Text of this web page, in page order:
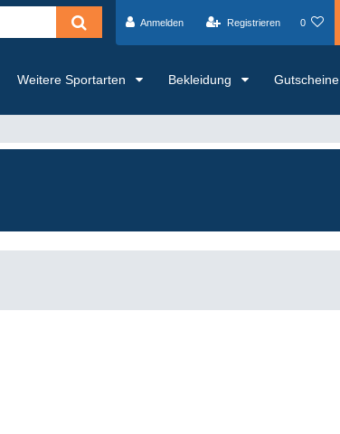
Anmelden Registrieren 0
Weitere Sportarten Bekleidung Gutscheine